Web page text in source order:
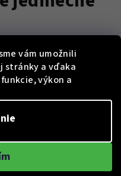
vám umožnili
stránky a vďaka
výkon a
meno, dôležitý dátum,
má pre vás hlboký
predmetom, ktorý
vám významný okamih.